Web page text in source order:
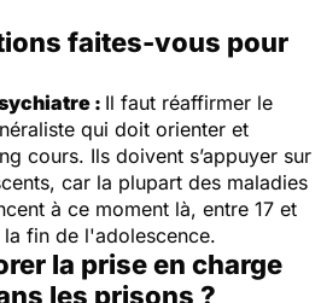
faites-vous pour
: Il faut réaffirmer le
qui doit orienter et
cours. Ils doivent s’appuyer sur
car la plupart des maladies
à ce moment là, entre 17 et
fin de l'adolescence.
la prise en charge
les prisons ?